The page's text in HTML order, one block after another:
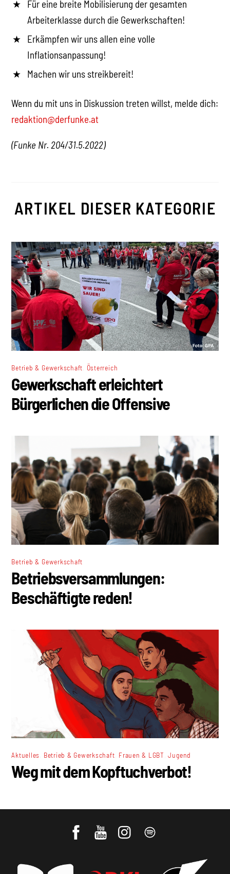
Für eine breite Mobilisierung der gesamten
Arbeiterklasse durch die Gewerkschaften!
Erkämpfen wir uns allen eine volle
Inflationsanpassung!
Machen wir uns streikbereit!
Wenn du mit uns in Diskussion treten willst, melde dich:
redaktion@derfunke.at
(Funke Nr. 204/31.5.2022)
ARTIKEL DIESER KATEGORIE
Betrieb & Gewerkschaft Österreich
Gewerkschaft erleichtert
Bürgerlichen die Offensive
Betrieb & Gewerkschaft
Betriebsversammlungen:
Beschäftigte reden!
Aktuelles Betrieb & Gewerkschaft Frauen & LGBT ,Jugend
Weg mit dem Kopftuchverbot!